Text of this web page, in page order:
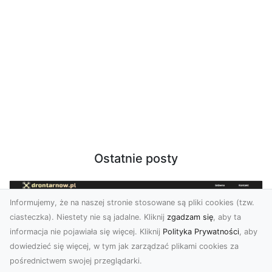
Ostatnie posty
Informujemy, że na naszej stronie stosowane są pliki cookies (tzw.
ciasteczka). Niestety nie są jadalne. Kliknij zgadzam się, aby ta
informacja nie pojawiała się więcej. Kliknij Polityka Prywatności, aby
dowiedzieć się więcej, w tym jak zarządzać plikami cookies za
pośrednictwem swojej przeglądarki.